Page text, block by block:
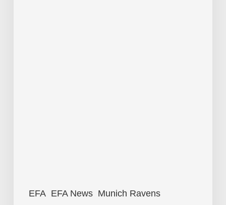
EFA EFA News Munich Ravens